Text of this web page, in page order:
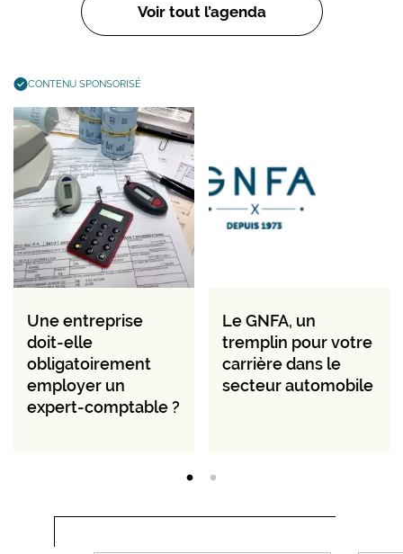
Voir tout l’agenda
CONTENU SPONSORISÉ
Une entreprise
doit-elle
obligatoirement
employer un
expert-comptable ?
Le GNFA, un
tremplin pour votre
carrière dans le
secteur automobile